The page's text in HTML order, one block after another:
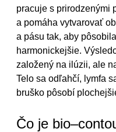
pracuje s prirodzenými
a pomáha vytvarovať
a pásu tak, aby
harmonickejšie.
založený na ilúzii, ale
Telo sa odľahčí, lymfa
bruško pôsobí
Čo je